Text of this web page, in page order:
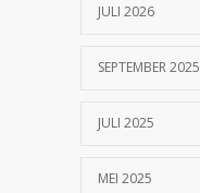
JULI 2026
SEPTEMBER 2025
JULI 2025
MEI 2025